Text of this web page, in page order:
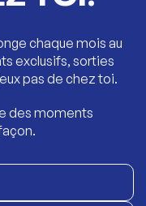
chaque mois au
exclusifs, sorties
pas de chez toi.
des moments